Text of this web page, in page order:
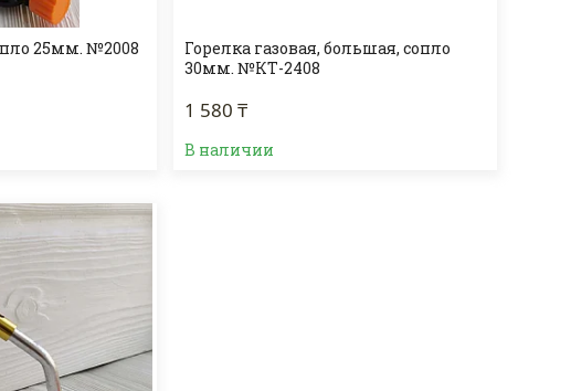
25мм. №2008
Горелка газовая, большая, сопло
30мм. №КТ-2408
1 580 ₸
В наличии